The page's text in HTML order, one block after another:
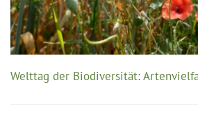
Welttag der Biodiversität: